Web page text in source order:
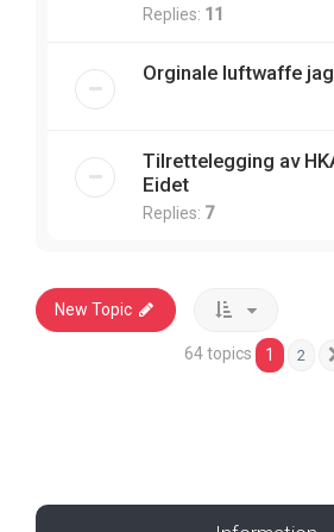
Replies: 11
Orginale luftwaffe
Tilrettelegging av
Eidet
Replies: 7
New Topic
64 topics 1 2